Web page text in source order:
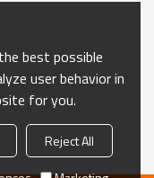
plástico + estojo de
receber o depósito
best possible
user behavior in
for you.
Reject All